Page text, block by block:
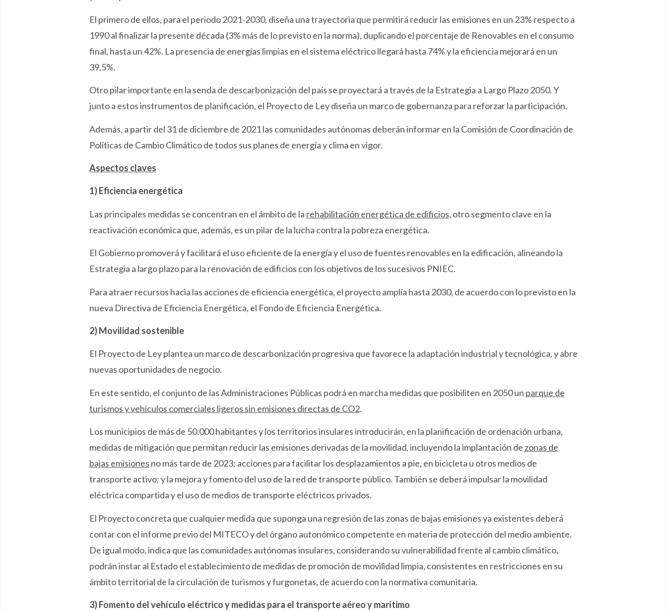
El primero de ellos, para el periodo 2021-2030, diseña una trayectoria que permitirá reducir las emisiones en un 23% respecto a
1990 al finalizar la presente década (3% más de lo previsto en la norma), duplicando el porcentaje de Renovables en el consumo
final, hasta un 42%. La presencia de energías limpias en el sistema eléctrico llegará hasta 74% y la eficiencia mejorará en un
39,5%.
Otro pilar importante en la senda de descarbonización del país se proyectará a través de la Estrategia a Largo Plazo 2050. Y
junto a estos instrumentos de planificación, el Proyecto de Ley diseña un marco de gobernanza para reforzar la participación.
Además, a partir del 31 de diciembre de 2021 las comunidades autónomas deberán informar en la Comisión de Coordinación de
Políticas de Cambio Climático de todos sus planes de energía y clima en vigor.
Aspectos claves
1) Eficiencia energética
Las principales medidas se concentran en el ámbito de la rehabilitación energética de edificios, otro segmento clave en la
reactivación económica que, además, es un pilar de la lucha contra la pobreza energética.
El Gobierno promoverá y facilitará el uso eficiente de la energía y el uso de fuentes renovables en la edificación, alineando la
Estrategia a largo plazo para la renovación de edificios con los objetivos de los sucesivos PNIEC.
Para atraer recursos hacia las acciones de eficiencia energética, el proyecto amplía hasta 2030, de acuerdo con lo previsto en la
nueva Directiva de Eficiencia Energética, el Fondo de Eficiencia Energética.
2) Movilidad sostenible
El Proyecto de Ley plantea un marco de descarbonización progresiva que favorece la adaptación industrial y tecnológica, y abre
nuevas oportunidades de negocio.
En este sentido, el conjunto de las Administraciones Públicas podrá en marcha medidas que posibiliten en 2050 un parque de
turismos y vehículos comerciales ligeros sin emisiones directas de CO2.
Los municipios de más de 50.000 habitantes y los territorios insulares introducirán, en la planificación de ordenación urbana,
medidas de mitigación que permitan reducir las emisiones derivadas de la movilidad, incluyendo la implantación de zonas de
bajas emisiones no más tarde de 2023; acciones para facilitar los desplazamientos a pie, en bicicleta u otros medios de
transporte activo; y la mejora y fomento del uso de la red de transporte público. También se deberá impulsar la movilidad
eléctrica compartida y el uso de medios de transporte eléctricos privados.
El Proyecto concreta que cualquier medida que suponga una regresión de las zonas de bajas emisiones ya existentes deberá
contar con el informe previo del MITECO y del órgano autonómico competente en materia de protección del medio ambiente.
De igual modo, indica que las comunidades autónomas insulares, considerando su vulnerabilidad frente al cambio climático,
podrán instar al Estado el establecimiento de medidas de promoción de movilidad limpia, consistentes en restricciones en su
ámbito territorial de la circulación de turismos y furgonetas, de acuerdo con la normativa comunitaria.
3) Fomento del vehículo eléctrico y medidas para el transporte aéreo y marítimo